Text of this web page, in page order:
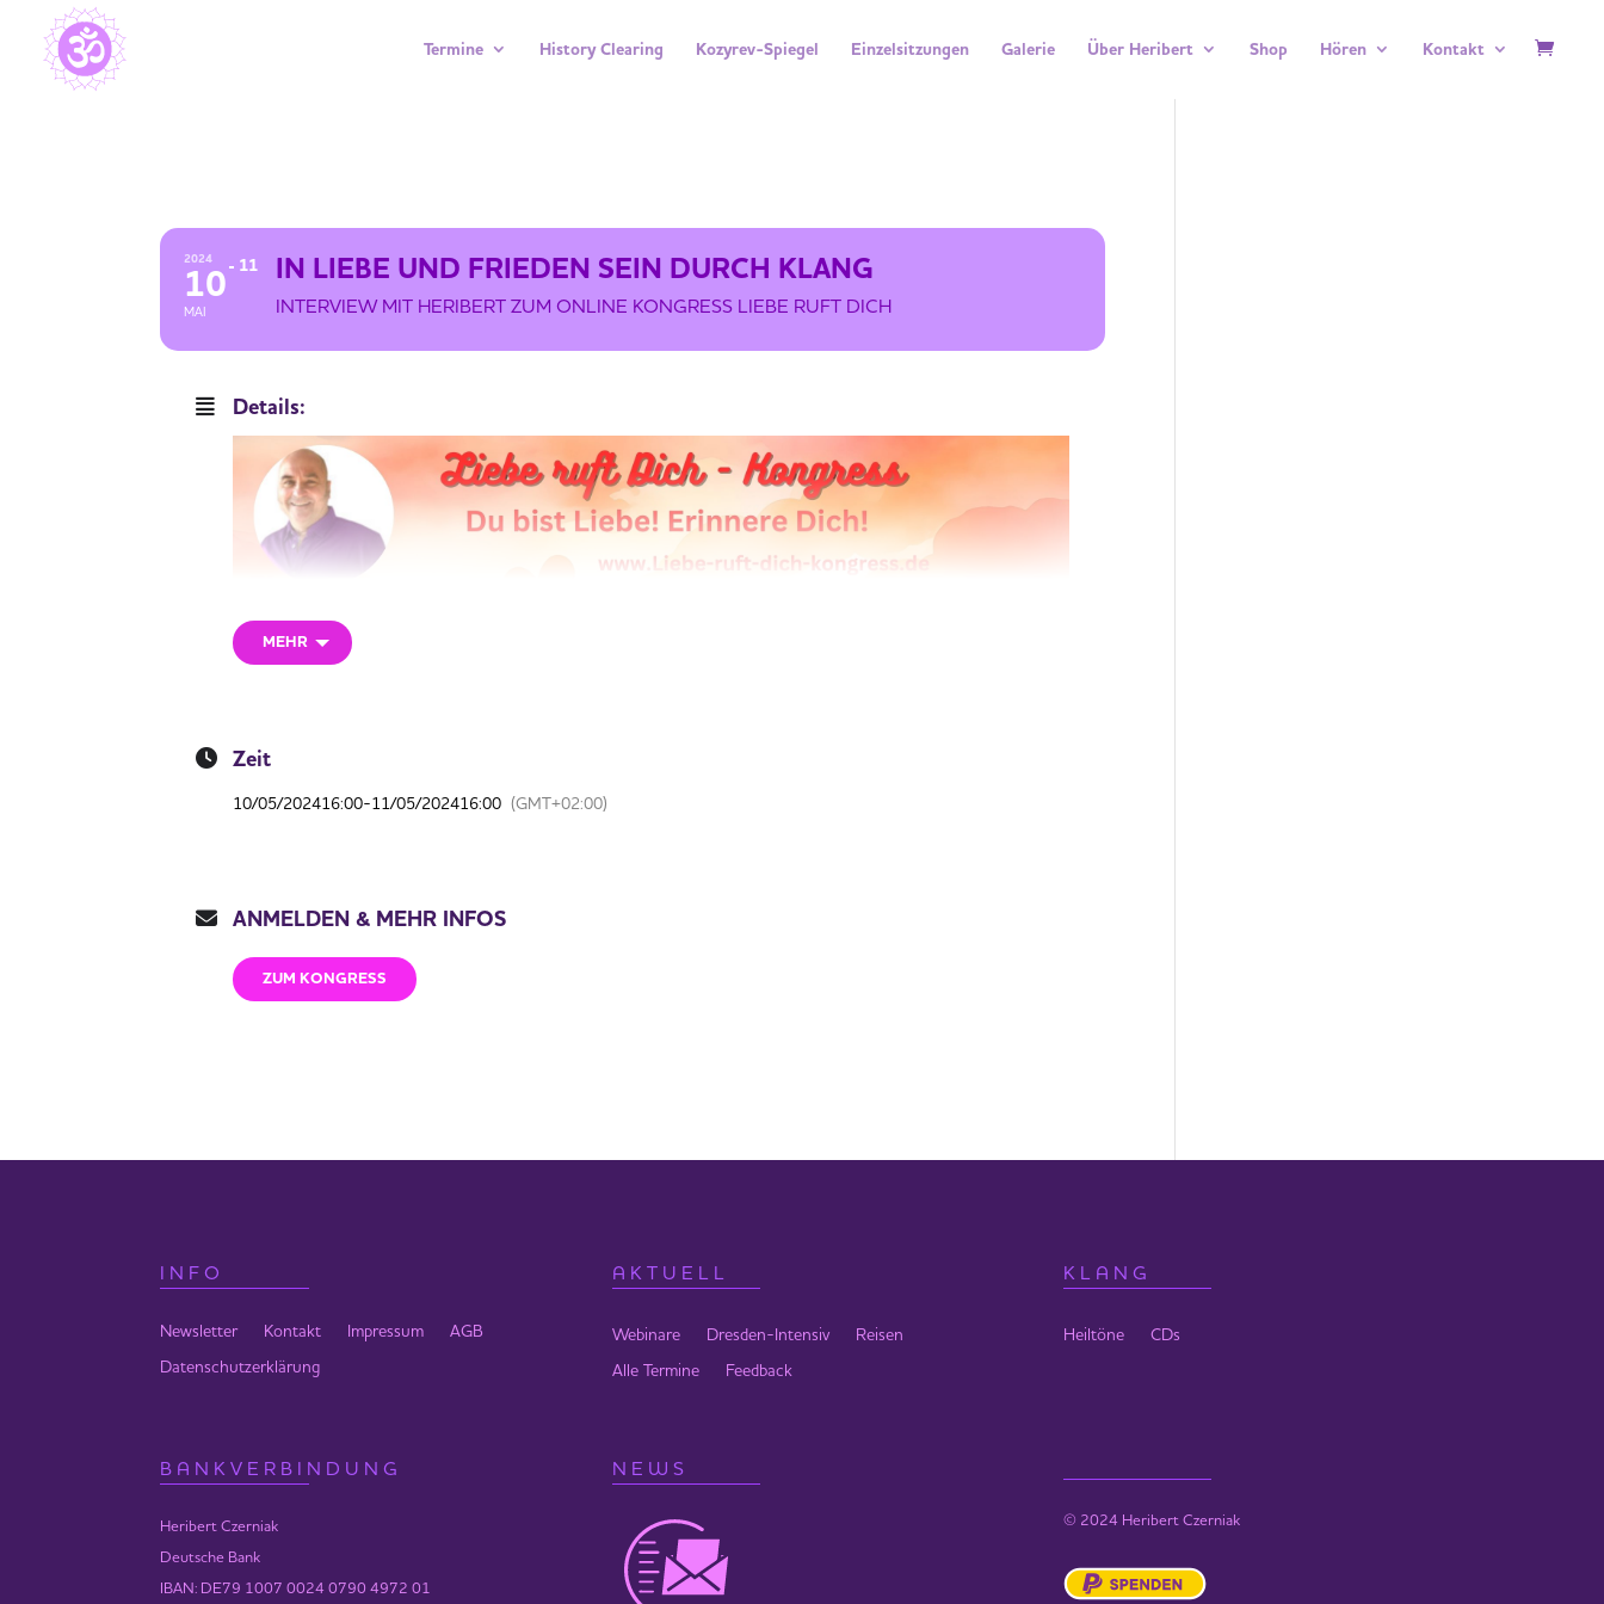
Termine History Clearing Kozyrev-Spiegel Einzelsitzungen Galerie Über Heribert Shop Hören Kontakt
2024
10
MAI
11 IN LIEBE UND FRIEDEN SEIN DURCH KLANG
INTERVIEW MIT HERIBERT ZUM ONLINE KONGRESS LIEBE RUFT DICH
Details:
In Liebe und Frieden sein durch Klang
Interview mit Heribert 16 Uhr
Das Interview wird am 10.05. um 16:00 Uhr freigeschaltet und bis zum 11.05.24 um 16:00 Uhr
MEHR
Zeit
10/05/202416:00-11/05/202416:00 (GMT+02:00)
ANMELDEN & MEHR INFOS
ZUM KONGRESS
INFO
Newsletter Kontakt Impressum
AGB
Datenschutzerklärung
AKTUELL
Webinare Dresden-Intensiv
Reisen
Alle Termine
Feedback
KLANG
Heiltöne CDs
BANKVERBINDUNG
Heribert Czerniak
Deutsche Bank
IBAN: DE79 1007 0024 0790 4972 01
NEWS
© 2024 Heribert Czerniak